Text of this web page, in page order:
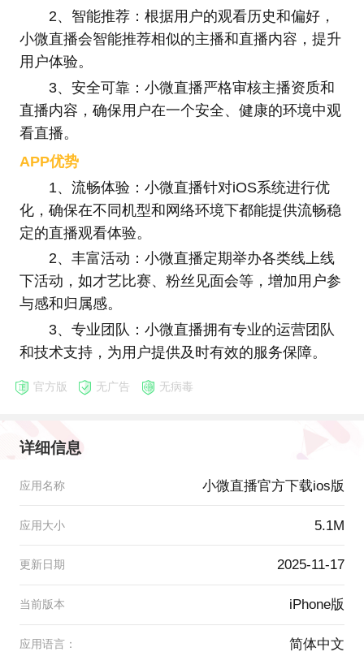
2、智能推荐：根据用户的观看历史和偏好，
小微直播会智能推荐相似的主播和直播内容，提升
用户体验。
3、安全可靠：小微直播严格审核主播资质和
直播内容，确保用户在一个安全、健康的环境中观
看直播。
APP优势
1、流畅体验：小微直播针对iOS系统进行优
化，确保在不同机型和网络环境下都能提供流畅稳
定的直播观看体验。
2、丰富活动：小微直播定期举办各类线上线
下活动，如才艺比赛、粉丝见面会等，增加用户参
与感和归属感。
3、专业团队：小微直播拥有专业的运营团队
和技术支持，为用户提供及时有效的服务保障。
官方版 无广告 无病毒
详细信息
应用名称 小微直播官方下载ios版
应用大小 5.1M
更新日期 2025-11-17
当前版本 iPhone版
应用语言： 简体中文